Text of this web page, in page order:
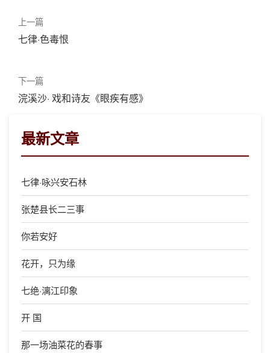
上一篇
七律·色毒恨
下一篇
浣溪沙· 戏和诗友《眼疾有感》
最新文章
七律·咏兴安石林
张楚县长二三事
你若安好
花开，只为缘
七绝·漓江印象
开 国
那一场油菜花的春事